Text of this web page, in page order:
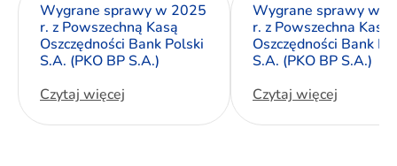
Wygrane sprawy w 2025
r. z Powszechną Kasą
Oszczędności Bank Polski
S.A. (PKO BP S.A.)
Czytaj więcej
Wygrane sprawy w
r. z Powszechna Kasa
Oszczędności Bank
S.A. (PKO BP S.A.)
Czytaj więcej